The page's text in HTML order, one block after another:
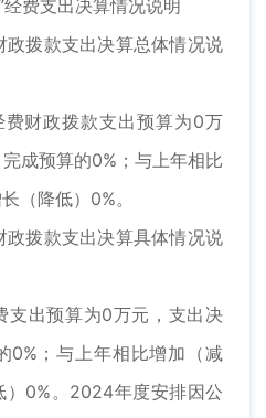
费支出决算情况说明
拨款支出决算总体情况说
财政拨款支出预算为0万
成预算的0%；与上年相比
（降低）0%。
拨款支出决算具体情况说
出预算为0万元，支出决
0%；与上年相比增加（减
）0%。2024年度安排因公